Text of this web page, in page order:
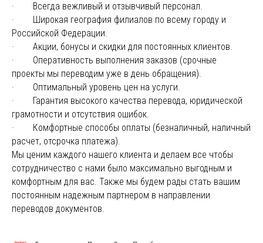
· Всегда вежливый и отзывчивый персонал.
· Широкая география филиалов по всему городу и
Российской Федерации.
· Акции, бонусы и скидки для постоянных клиентов.
· Оперативность выполнения заказов (срочные
проекты мы переводим уже в день обращения).
· Оптимальный уровень цен на услуги.
· Гарантия высокого качества перевода, юридической
грамотности и отсутствия ошибок.
· Комфортные способы оплаты (безналичный, наличный
расчет, отсрочка платежа).
Мы ценим каждого нашего клиента и делаем все чтобы
сотрудничество с нами было максимально выгодным и
комфортным для вас. Также мы будем рады стать вашим
постоянным надежным партнером в направлении
переводов документов.